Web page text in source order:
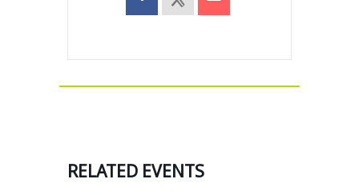
RELATED EVENTS